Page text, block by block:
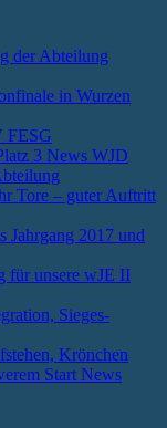
der Abteilung
in Wurzen
FESG
3 News WJD
Tore – guter Auftritt
Jahrgang 2017 und
für unsere wJE II
Sieges-
Krönchen
Start News